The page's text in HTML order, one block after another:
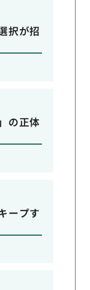
択が招
の正体
ープす